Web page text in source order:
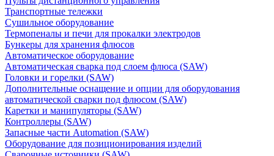
Транспортные тележки
Сушильное оборудование
Термопеналы и печи для прокалки электродов
Бункеры для хранения флюсов
Автоматическое оборудование
Автоматическая сварка под слоем флюса (SAW)
Головки и горелки (SAW)
Дополнительные оснащение и опции для оборудования
автоматической сварки под флюсом (SAW)
Каретки и манипуляторы (SAW)
Контроллеры (SAW)
Запасные части Automation (SAW)
Оборудование для позиционирования изделий